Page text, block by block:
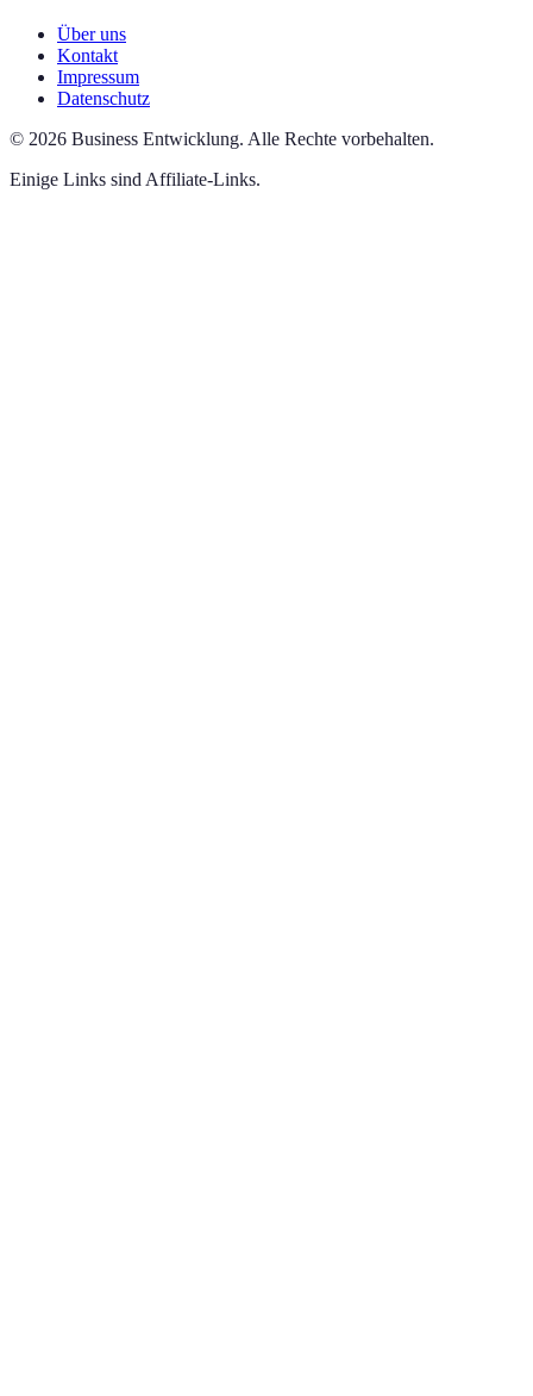
Über uns
Kontakt
Impressum
Datenschutz
© 2026 Business Entwicklung. Alle Rechte vorbehalten.
Einige Links sind Affiliate-Links.